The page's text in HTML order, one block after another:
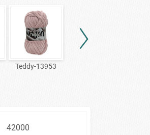
Teddy-13953
42000